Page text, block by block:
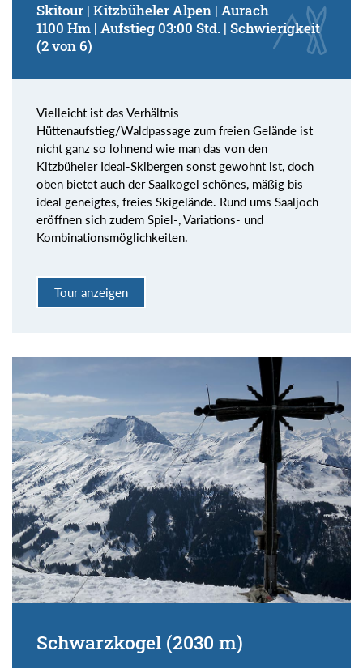
Skitour | Kitzbüheler Alpen | Aurach
1100 Hm | Aufstieg 03:00 Std. | Schwierigkeit
(2 von 6)
Vielleicht ist das Verhältnis
Hüttenaufstieg/Waldpassage zum freien Gelände ist
nicht ganz so lohnend wie man das von den
Kitzbüheler Ideal-Skibergen sonst gewohnt ist, doch
oben bietet auch der Saalkogel schönes, mäßig bis
ideal geneigtes, freies Skigelände. Rund ums Saaljoch
eröffnen sich zudem Spiel-, Variations- und
Kombinationsmöglichkeiten.
Tour anzeigen
Schwarzkogel (2030 m)